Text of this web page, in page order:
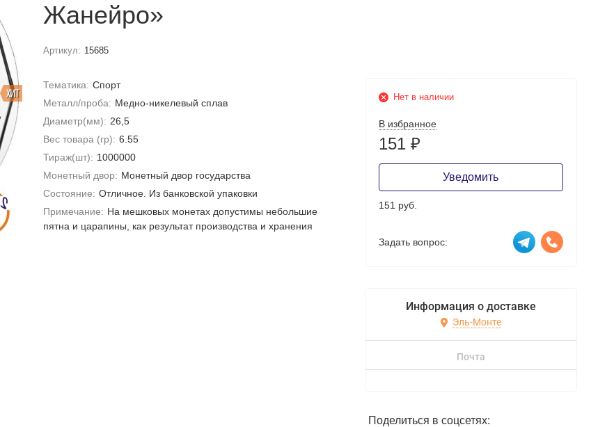
ХИТ
Жанейро»
Артикул: 15685
Тематика: Спорт
Металл/проба: Медно-никелевый сплав
Диаметр(мм): 26,5
Вес товара (гр): 6.55
Тираж(шт): 1000000
Монетный двор: Монетный двор государства
Состояние: Отличное. Из банковской упаковки
Примечание: На мешковых монетах допустимы небольшие
пятна и царапины, как результат производства и хранения
Нет в наличии
В избранное
151 ₽
Уведомить
151 руб.
Задать вопрос:
Информация о доставке
Эль-Монте
Почта
Поделиться в соцсетях: